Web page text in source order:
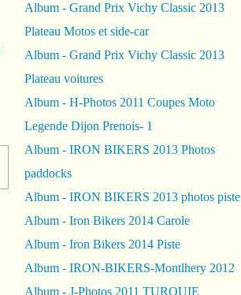
Album - Grand Prix Vichy Classic 2013
Plateau Motos et side-car
Album - Grand Prix Vichy Classic 2013
Plateau voitures
Album - H-Photos 2011 Coupes Moto
Legende Dijon Prenois- 1
Album - IRON BIKERS 2013 Photos
paddocks
Album - IRON BIKERS 2013 photos piste
Album - Iron Bikers 2014 Carole
Album - Iron Bikers 2014 Piste
Album - IRON-BIKERS-Montlhery 2012
Album - J-Photos 2011 TURQUIE